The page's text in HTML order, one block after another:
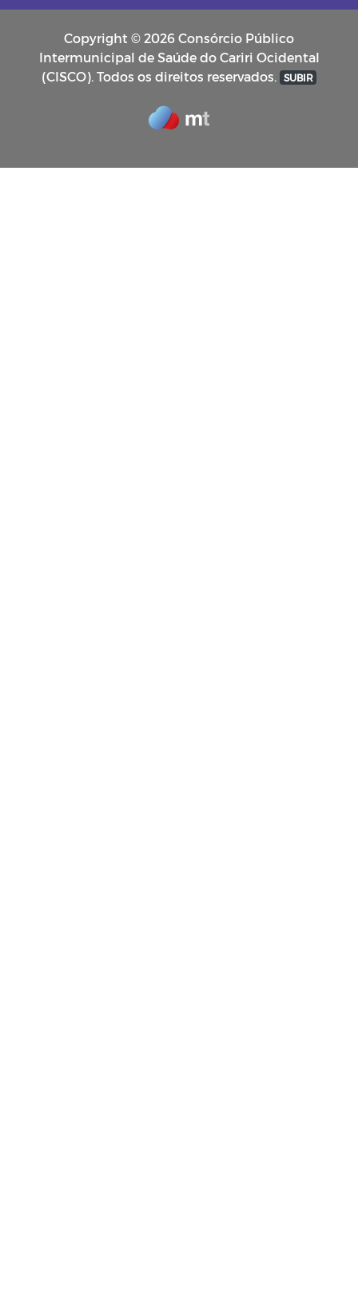
Copyright © 2026 Consórcio Público
Intermunicipal de Saúde do Cariri Ocidental
(CISCO). Todos os direitos reservados.
SUBIR